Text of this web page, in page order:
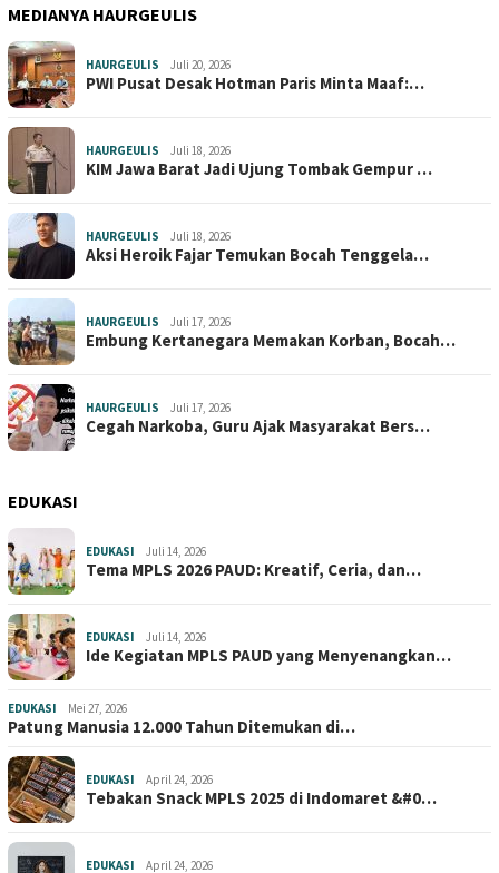
MEDIANYA HAURGEULIS
HAURGEULIS Juli 20, 2026
PWI Pusat Desak Hotman Paris Minta Maaf:…
HAURGEULIS Juli 18, 2026
KIM Jawa Barat Jadi Ujung Tombak Gempur …
HAURGEULIS Juli 18, 2026
Aksi Heroik Fajar Temukan Bocah Tenggela…
HAURGEULIS Juli 17, 2026
Embung Kertanegara Memakan Korban, Bocah…
HAURGEULIS Juli 17, 2026
Cegah Narkoba, Guru Ajak Masyarakat Bers…
EDUKASI
EDUKASI Juli 14, 2026
Tema MPLS 2026 PAUD: Kreatif, Ceria, dan…
EDUKASI Juli 14, 2026
Ide Kegiatan MPLS PAUD yang Menyenangkan…
EDUKASI Mei 27, 2026
Patung Manusia 12.000 Tahun Ditemukan di…
EDUKASI April 24, 2026
Tebakan Snack MPLS 2025 di Indomaret &#0…
EDUKASI April 24, 2026